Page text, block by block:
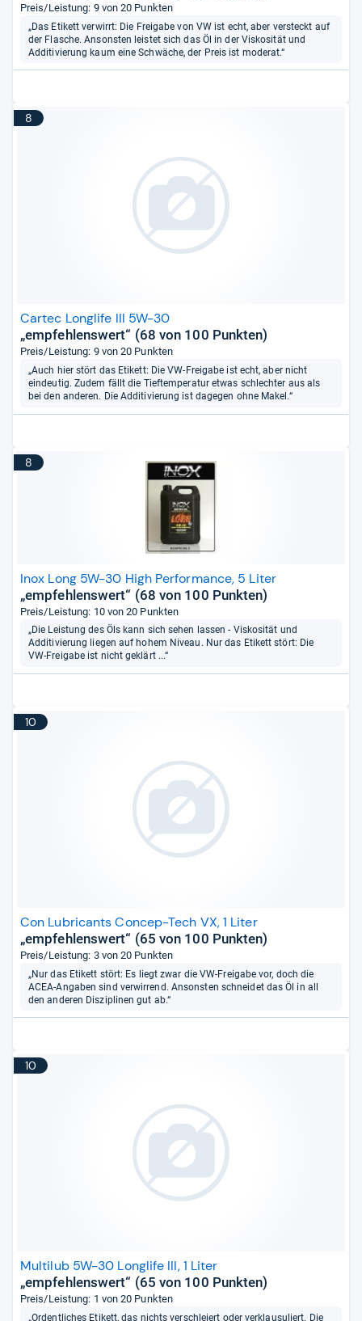
Preis/Leistung: 9 von 20 Punkten
„Das Etikett verwirrt: Die Freigabe von VW ist echt, aber versteckt auf
der Flasche. Ansonsten leistet sich das Öl in der Viskosität und
Additivierung kaum eine Schwäche, der Preis ist moderat.“
8
Cartec Longlife III 5W-30
„empfehlenswert“ (68 von 100 Punkten)
Preis/Leistung: 9 von 20 Punkten
„Auch hier stört das Etikett: Die VW-Freigabe ist echt, aber nicht
eindeutig. Zudem fällt die Tieftemperatur etwas schlechter aus als
bei den anderen. Die Additivierung ist dagegen ohne Makel.“
8
Inox Long 5W-30 High Performance, 5 Liter
„empfehlenswert“ (68 von 100 Punkten)
Preis/Leistung: 10 von 20 Punkten
„Die Leistung des Öls kann sich sehen lassen - Viskosität und
Additivierung liegen auf hohem Niveau. Nur das Etikett stört: Die
VW-Freigabe ist nicht geklärt ...“
10
Con Lubricants Concep-Tech VX, 1 Liter
„empfehlenswert“ (65 von 100 Punkten)
Preis/Leistung: 3 von 20 Punkten
„Nur das Etikett stört: Es liegt zwar die VW-Freigabe vor, doch die
ACEA-Angaben sind verwirrend. Ansonsten schneidet das Öl in all
den anderen Disziplinen gut ab.“
10
Multilub 5W-30 Longlife III, 1 Liter
„empfehlenswert“ (65 von 100 Punkten)
Preis/Leistung: 1 von 20 Punkten
„Ordentliches Etikett, das nichts verschleiert oder verklausuliert. Die